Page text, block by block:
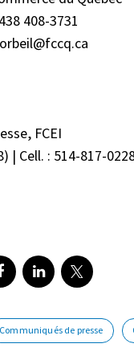
408-3731
FCEI
| Cell. : 514-817-
Partager sur Facebook
Partager sur
Partager
Communiqués de presse